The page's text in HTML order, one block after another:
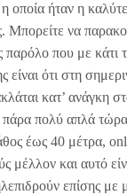
οποία ήταν η
Μπορείτε να
παρόλο που με
είναι ότι στη
κατ’ ανάγκη
πολύ απλά
έως 40 μέτρα,
μέλλον και αυτό
επίσης